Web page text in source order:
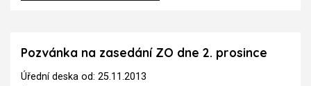
Pozvánka na zasedání ZO dne 2. prosince
Úřední deska od: 25.11.2013